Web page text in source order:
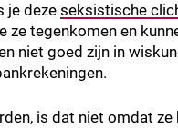
je deze seksistische
tegenkomen en
niet goed zijn in
is dat niet omdat ze